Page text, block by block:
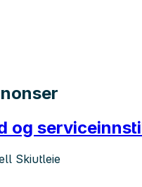
og
Skiutleie